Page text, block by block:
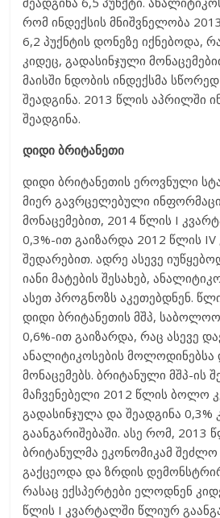
რომ ინდექსის მნიშვნელობა
6,2 პუქნტის დონეზე იქნებოდა,
კიდეც, გადასინჯული
მაისში ნდობის ინდექსმა
შეადგინა. 2013 წლის აპრილში
შეადგინა.
დიდი ბრიტანეთი
დიდი ბრიტანეთის ეროვნული
მიერ გავრცელებული
მონაცემებით, 2014 წლის I
0,3%-ით გაიზარდა 2012 წლის
შედარებით. ადრე ასევე
იანი მატების შესახებ,
ასეთ პროგნოზს აკეთებდნენ.
დიდი ბრიტანეთის მშპ,
0,6%-ით გაიზარდა, რაც ასევე
ანალიტიკოსების მოლოდინებსა
მონაცემებს. ბრიტანული მშპ-ის
მაჩვენებელი 2012 წლის ბოლო
გადასინჯულა და შეადგინა
გაანგარიშებაში. ასე რომ, 2013
ბრიტანულმა ეკონომიკამ შეძლო
გაქცეოდა და ზრდის
რასაც ექსპერტები ელოდნენ
წლის I კვარტალში წლიურ